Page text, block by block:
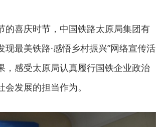
的喜庆时节，中国铁路太原局集团有
现最美铁路·感悟乡村振兴”网络宣传活
，感受太原局认真履行国铁企业政治
发展的担当作为。